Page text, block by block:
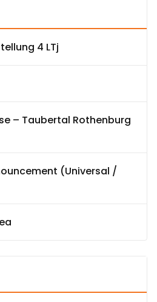
4 LTj
– Taubertal Rothenburg
(Universal /